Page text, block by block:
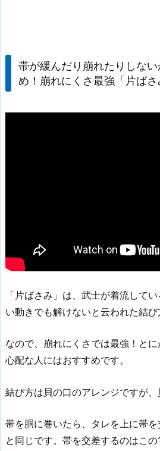
帯が緩んだり崩れたりしな
め！崩れにくさ最強「片ばさ
「片ばさみ」は、武士が着流して
い動きでも解けないと云われた結び
なので、崩れにくさでは最強！と
心配な人にはおすすめです。
結び方は貝の口のアレンジですが、
帯を胴に巻いたら、タレを上に帯
と同じです。帯を交差するのはこの